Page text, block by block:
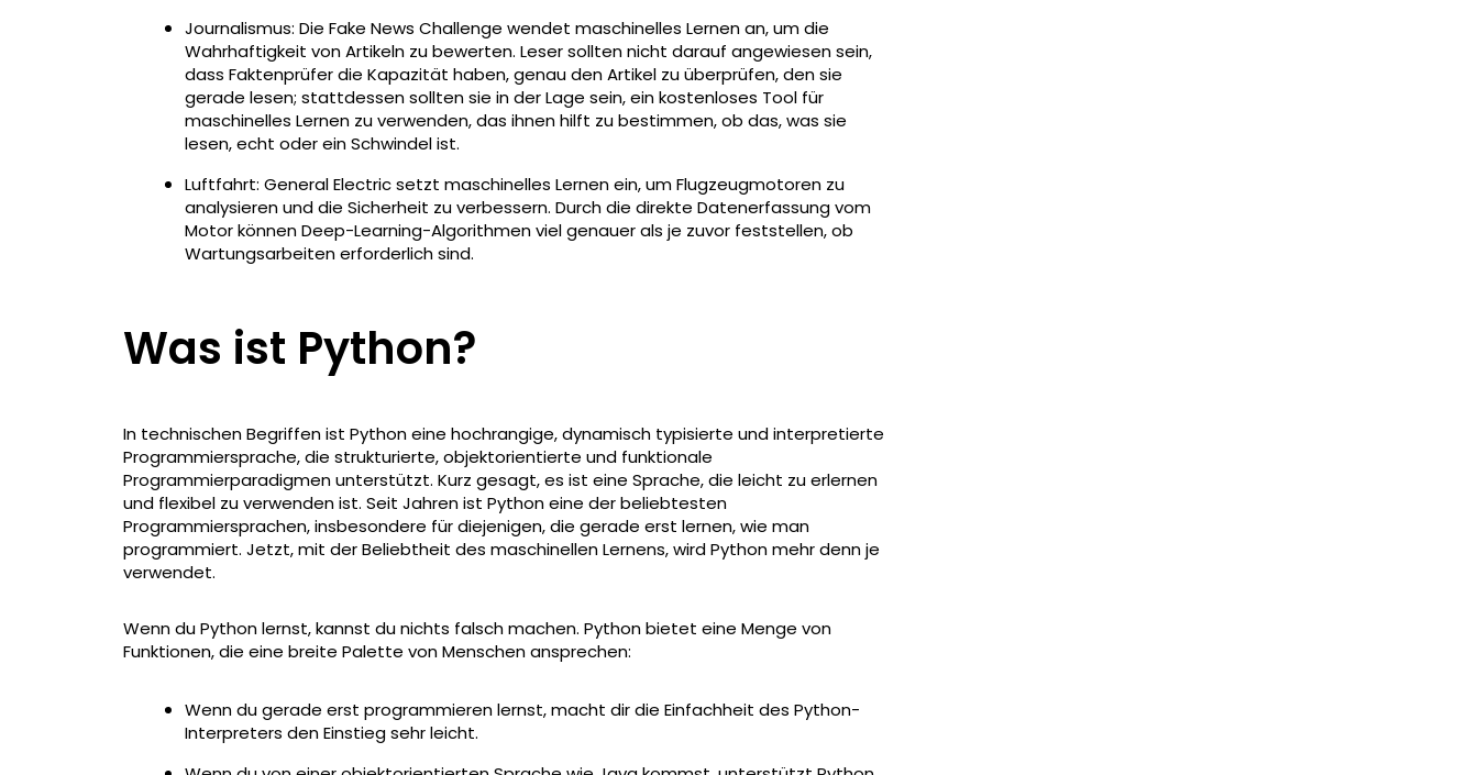
Journalismus: Die Fake News Challenge wendet maschinelles Lernen an, um die
Wahrhaftigkeit von Artikeln zu bewerten. Leser sollten nicht darauf angewiesen sein,
dass Faktenprüfer die Kapazität haben, genau den Artikel zu überprüfen, den sie
gerade lesen; stattdessen sollten sie in der Lage sein, ein kostenloses Tool für
maschinelles Lernen zu verwenden, das ihnen hilft zu bestimmen, ob das, was sie
lesen, echt oder ein Schwindel ist.
Luftfahrt: General Electric setzt maschinelles Lernen ein, um Flugzeugmotoren zu
analysieren und die Sicherheit zu verbessern. Durch die direkte Datenerfassung vom
Motor können Deep-Learning-Algorithmen viel genauer als je zuvor feststellen, ob
Wartungsarbeiten erforderlich sind.
Was ist Python?
In technischen Begriffen ist Python eine hochrangige, dynamisch typisierte und interpretierte
Programmiersprache, die strukturierte, objektorientierte und funktionale
Programmierparadigmen unterstützt. Kurz gesagt, es ist eine Sprache, die leicht zu erlernen
und flexibel zu verwenden ist. Seit Jahren ist Python eine der beliebtesten
Programmiersprachen, insbesondere für diejenigen, die gerade erst lernen, wie man
programmiert. Jetzt, mit der Beliebtheit des maschinellen Lernens, wird Python mehr denn je
verwendet.
Wenn du Python lernst, kannst du nichts falsch machen. Python bietet eine Menge von
Funktionen, die eine breite Palette von Menschen ansprechen:
Wenn du gerade erst programmieren lernst, macht dir die Einfachheit des Python-
Interpreters den Einstieg sehr leicht.